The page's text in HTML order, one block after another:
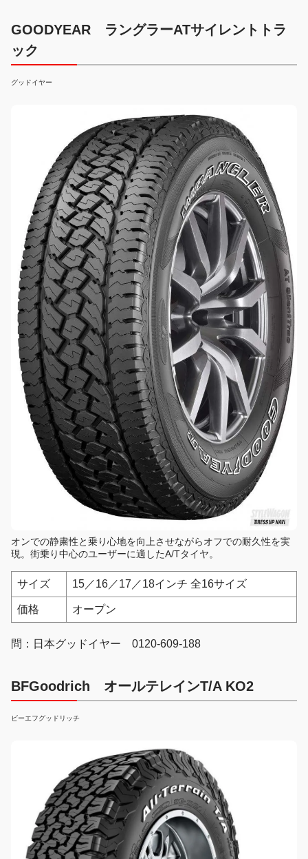
GOODYEAR ラングラーATサイレントトラ
ック
グッドイヤー
オンでの静粛性と乗り心地を向上させながらオフでの耐久性を実
現。街乗り中心のユーザーに適したA/Tタイヤ。
サイズ 15／16／17／18インチ 全16サイズ
価格 オープン
問：日本グッドイヤー 0120-609-188
BFGoodrich オールテレインT/A KO2
ビーエフグッドリッチ